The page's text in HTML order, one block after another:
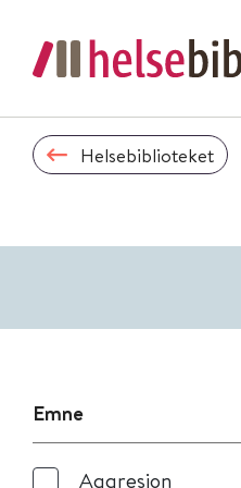
Helsebiblioteket
Emne
Aggresjon